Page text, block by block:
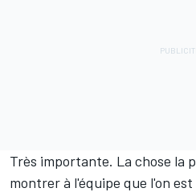
Très importante. La chose la
montrer à l'équipe que l'on